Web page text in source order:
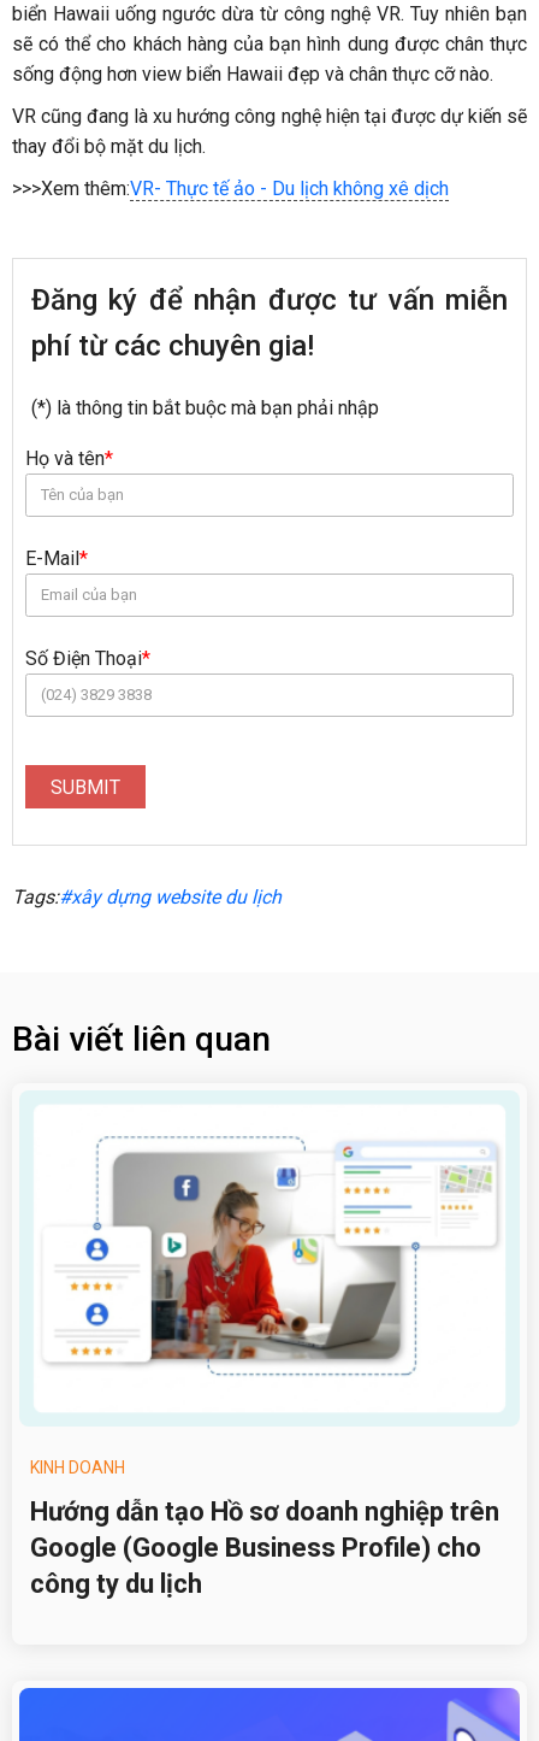
biển Hawaii uống ngước dừa từ công nghệ VR. Tuy nhiên bạn
sẽ có thể cho khách hàng của bạn hình dung được chân thực
sống động hơn view biển Hawaii đẹp và chân thực cỡ nào.
VR cũng đang là xu hướng công nghệ hiện tại được dự kiến sẽ
thay đổi bộ mặt du lịch.
>>>Xem thêm:VR- Thực tế ảo - Du lịch không xê dịch
Đăng ký để nhận được tư vấn miễn
phí từ các chuyên gia!
(*) là thông tin bắt buộc mà bạn phải nhập
Họ và tên*
E-Mail*
Số Điện Thoại*
SUBMIT
Tags:#xây dựng website du lịch
Bài viết liên quan
KINH DOANH
Hướng dẫn tạo Hồ sơ doanh nghiệp trên
Google (Google Business Profile) cho
công ty du lịch